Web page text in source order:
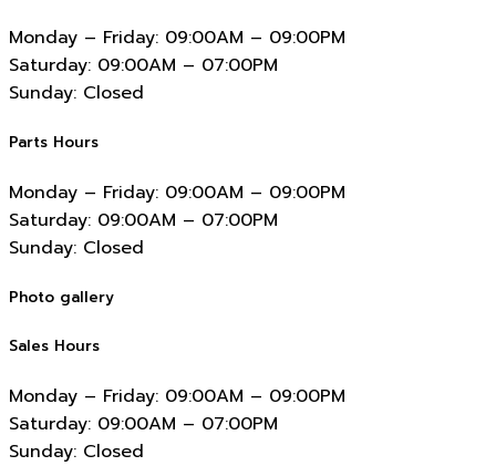
Monday – Friday: 09:00AM – 09:00PM
Saturday: 09:00AM – 07:00PM
Sunday: Closed
Parts Hours
Monday – Friday: 09:00AM – 09:00PM
Saturday: 09:00AM – 07:00PM
Sunday: Closed
Photo gallery
Sales Hours
Monday – Friday: 09:00AM – 09:00PM
Saturday: 09:00AM – 07:00PM
Sunday: Closed